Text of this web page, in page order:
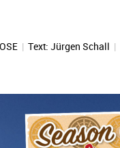
| Text: Jürgen Schall |